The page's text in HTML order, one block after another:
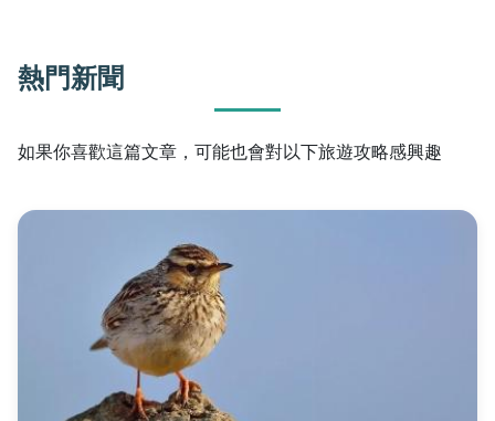
熱門新聞
如果你喜歡這篇文章，可能也會對以下旅遊攻略感興趣